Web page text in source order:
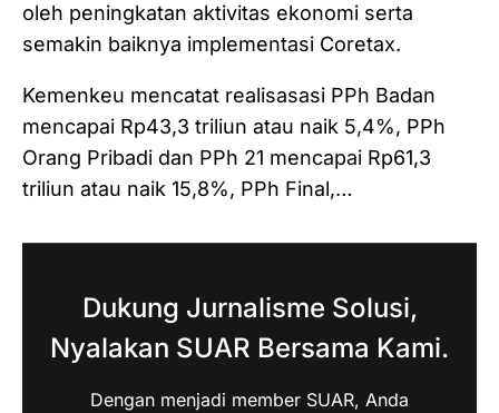
oleh peningkatan aktivitas ekonomi serta
semakin baiknya implementasi Coretax.
Kemenkeu mencatat realisasasi PPh Badan
mencapai Rp43,3 triliun atau naik 5,4%, PPh
Orang Pribadi dan PPh 21 mencapai Rp61,3
triliun atau naik 15,8%, PPh Final,…
Dukung Jurnalisme Solusi,
Nyalakan SUAR Bersama Kami.
Dengan menjadi member SUAR, Anda